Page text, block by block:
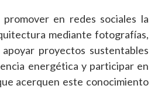
promover en redes sociales la
mediante fotografías,
proyectos sustentables
energética y participar en
acerquen este conocimiento